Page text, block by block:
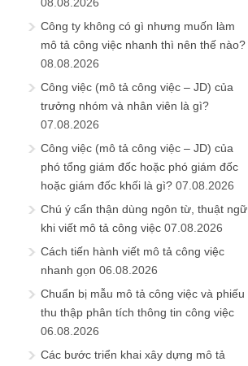
Công ty không có gì nhưng muốn làm
mô tả công việc nhanh thì nên thế nào?
08.08.2026
Công việc (mô tả công việc – JD) của
trưởng nhóm và nhân viên là gì?
07.08.2026
Công việc (mô tả công việc – JD) của
phó tổng giám đốc hoặc phó giám đốc
hoặc giám đốc khối là gì? 07.08.2026
Chú ý cẩn thận dùng ngôn từ, thuật ngữ
khi viết mô tả công việc 07.08.2026
Cách tiến hành viết mô tả công việc
nhanh gọn 06.08.2026
Chuẩn bị mẫu mô tả công việc và phiếu
thu thập phân tích thông tin công việc
06.08.2026
Các bước triển khai xây dựng mô tả